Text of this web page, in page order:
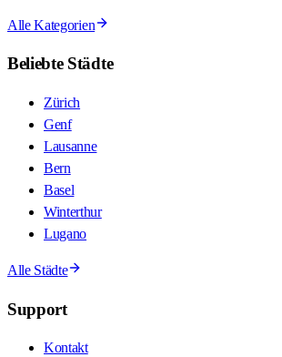
Alle Kategorien
Beliebte Städte
Zürich
Genf
Lausanne
Bern
Basel
Winterthur
Lugano
Alle Städte
Support
Kontakt